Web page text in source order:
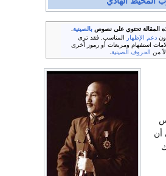
المقالة تحتوي على نصوص بالصينية.
دعم الإظهار
المناسب, فقد ترى
استفهام ومربعات أو رموز أخرى
من الحروف الصينية.
أن